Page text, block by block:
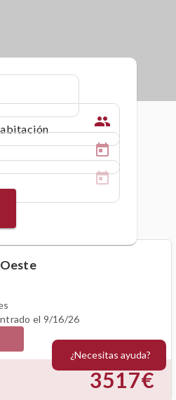
people
el 9/16/26
3517€
¿Necesitas ayuda?